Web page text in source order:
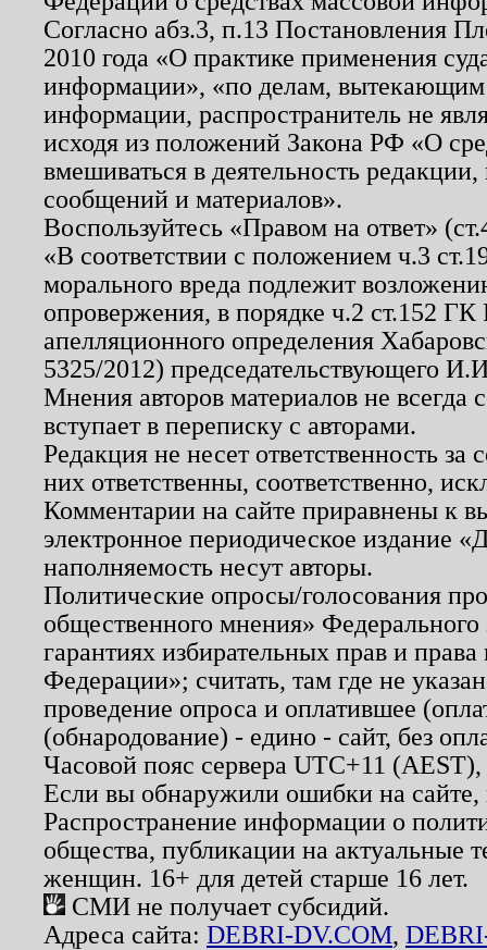
Согласно абз.3, п.13 Постановления
2010 года «О практике применения
информации», «по делам, вытекающим
информации, распространитель не
исходя из положений Закона РФ «О
вмешиваться в деятельность
сообщений и материалов».
Воспользуйтесь «Правом на ответ»
«В соответствии с положением ч.3
морального вреда подлежит
опровержения, в порядке ч.2 ст.152
апелляционного определения
5325/2012) председательствующего
Мнения авторов материалов не
вступает в переписку с авторами.
Редакция не несет ответственность
них ответственны, соответственно,
Комментарии на сайте приравнены к
электронное периодическое издание
наполняемость несут авторы.
Политические опросы/голосования
общественного мнения»
гарантиях избирательных прав и
Федерации»; считать, там где не
проведение опроса и оплатившее
(обнародование) - едино - сайт, без
Часовой пояс сервера UTC+11
Если вы обнаружили ошибки на
Распространение информации о
общества, публикации на актуальные
женщин. 16+ для детей старше 16 лет.
СМИ не получает субсидий.
Адреса сайта: DEBRI-DV.COM,